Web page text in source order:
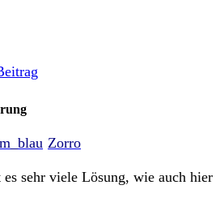
Zorro
sehr viele Lösung, wie auch hier